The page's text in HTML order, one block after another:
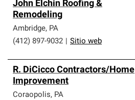
John Elchin Roofing &
Remodeling
Ambridge, PA
(412) 897-9032
Sitio web
R. DiCicco Contractors/Home
Improvement
Coraopolis, PA